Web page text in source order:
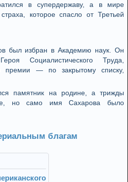
в супердержаву, а в мире
которое спасло от Третьей
был избран в Академию наук. Он
Социалистического Труда,
премии — по закрытому списку,
памятник на родине, а трижды
но само имя Сахарова было
благам